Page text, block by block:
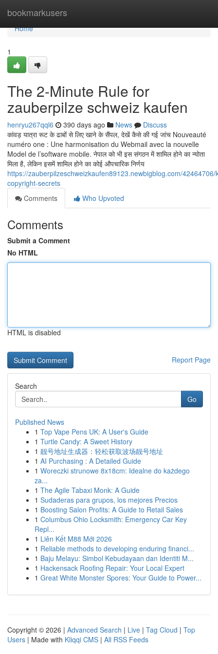
bookmarkusers
Home
Home
1
The 2-Minute Rule for
zauberpilze schweiz kaufen
henryu267qql6 390 days ago News
Discuss
कांवड़ यात्रा रूट के ढाबों से लिए खाने के सैंपल, देखें कैसे की गई जांच Nouveauté
numéro one : Une harmonisation du Webmail avec la nouvelle
Model de l’software mobile. नेपाल को भी इस संगठन में शामिल होने का न्योता
मिला है, लेकिन इसमें शामिल होने का कोई औपचारिक निर्णय
https://zauberpilzeschweizkaufen89123.newbigblog.com/42464706/
copyright-secrets
Comments
Who Upvoted
Comments
Submit a Comment
No HTML
HTML is disabled
Report Page
Search
Go
Published News
1 Top Vape Pens UK: A User's Guide
1 Turtle Candy: A Sweet History
1 靓号地址生成器：轻松获取波场靓号地址
1 AI Purchasing : A Detailed Guide
1 Woreczki strunowe 8x18cm: Idealne do każdego
za...
1 The Agile Tabaxi Monk: A Guide
1 Sudaderas para grupos, los mejores Precios
1 Boosting Salon Profits: A Guide to Retail Sales
1 Columbus Ohio Locksmith: Emergency Car Key
Repl...
1 Liên Kết M88 Mới 2026
1 Reliable methods to developing enduring financi...
1 Baju Melayu: Simbol Kebudayaan dan Identiti M...
1 Hackensack Roofing Repair: Your Local Expert
1 Great White Monster Spores: Your Guide to Power...
Copyright © 2026 | Advanced Search | Live | Tag Cloud | Top
Users | Made with Kliqqi CMS | All RSS Feeds